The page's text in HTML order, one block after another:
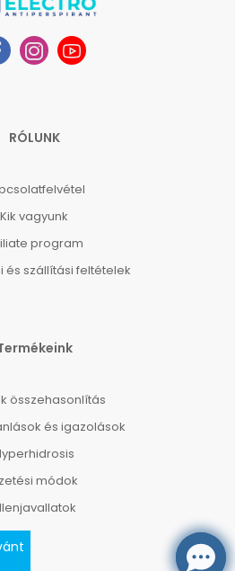
RÓLUNK
Kik vagyunk
program
és szállítási feltételek
összehasonlítás
és igazolások
módok